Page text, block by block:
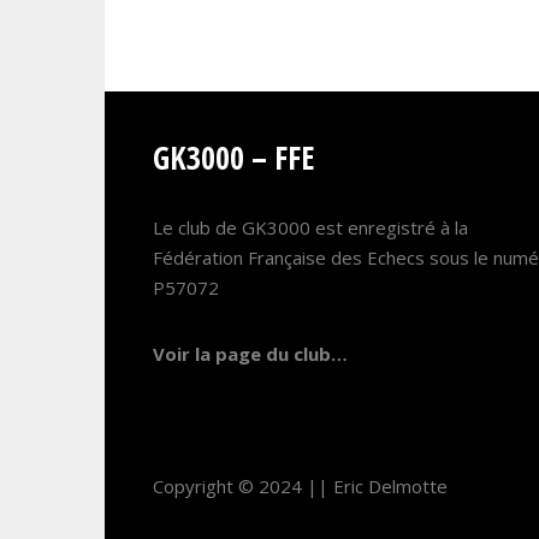
GK3000 – FFE
Le club de GK3000 est enregistré à la
Fédération Française des Echecs sous le
P57072
Voir la page du club…
Copyright © 2024 || Eric Delmotte